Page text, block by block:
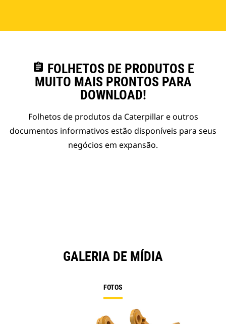
assignment FOLHETOS DE PRODUTOS E
MUITO MAIS PRONTOS PARA
DOWNLOAD!
Folhetos de produtos da Caterpillar e outros
documentos informativos estão disponíveis para seus
negócios em expansão.
GALERIA DE MÍDIA
FOTOS